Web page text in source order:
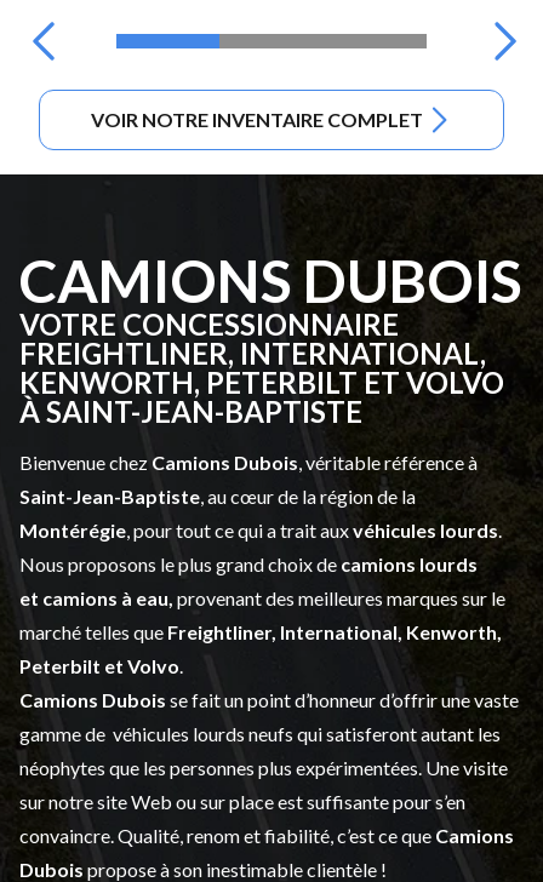
VOIR NOTRE INVENTAIRE COMPLET
CAMIONS DUBOIS
VOTRE CONCESSIONNAIRE
FREIGHTLINER, INTERNATIONAL,
KENWORTH, PETERBILT ET VOLVO
À SAINT-JEAN-BAPTISTE
Bienvenue chez Camions Dubois , véritable référence à
Saint-Jean-Baptiste , au cœur de la région de la
Montérégie , pour tout ce qui a trait auxvéhicules lourds
Nous proposons le plus grand choix de camions lourds
et camions à eau, provenant des meilleures marques sur le
marché telles que Freightliner, International, Kenworth,
Peterbilt et Volvo
Camions Dubois se fait un point d’honneur d’offrir une vaste
gamme de véhicules lourds neufs qui satisferont autant les
néophytes que les personnes plus expérimentées. Une visite
sur notre site Web ou sur place est suffisante pour s’en
convaincre. Qualité, renom et fiabilité, c’est ce que Camions
Dubois propose à son inestimable clientèle !